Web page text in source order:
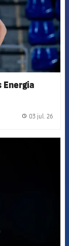
Energia
03 jul. 26